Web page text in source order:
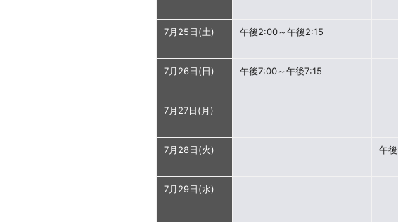
7月25日(土) 午後2:00～午後2:15
7月26日(日) 午後7:00～午後7:15
7月27日(月)
7月28日(火) 午
7月29日(水)